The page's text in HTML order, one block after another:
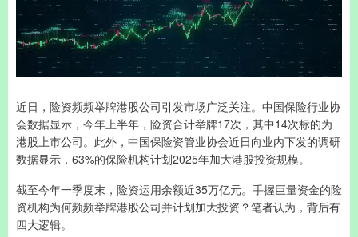
近日，险资频频举牌港股公司引发市场广泛关注。中国保险行业协
会数据显示，今年上半年，险资合计举牌17次，其中14次标的为
港股上市公司。此外，中国保险资管业协会近日向业内下发的调研
数据显示，63%的保险机构计划2025年加大港股投资规模。
截至今年一季度末，险资运用余额近35万亿元。手握巨量资金的险
资机构为何频频举牌港股公司并计划加大投资？笔者认为，背后有
四大逻辑。